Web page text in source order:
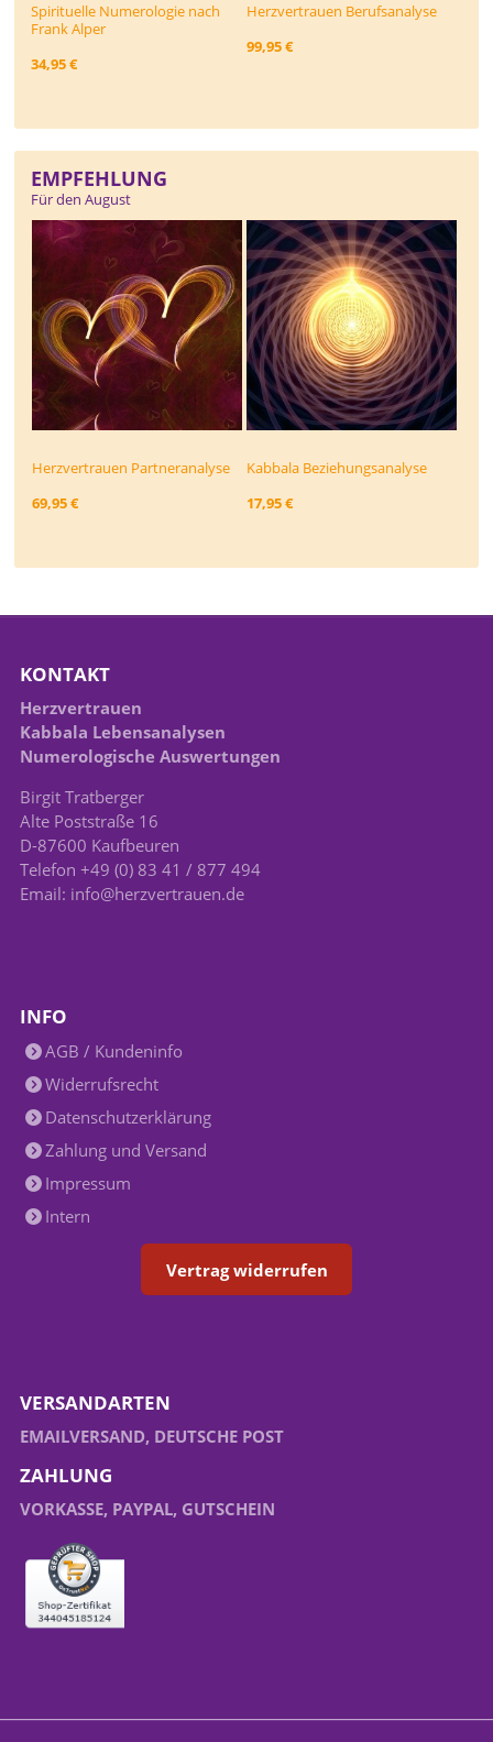
Spirituelle Numerologie nach
Frank Alper
34,95 €
Herzvertrauen Berufsanalyse
99,95 €
EMPFEHLUNG
Für den August
Herzvertrauen Partneranalyse
69,95 €
Kabbala Beziehungs­analyse
17,95 €
KONTAKT
Herzvertrauen
Kabbala Lebensanalysen
Numerologische Auswertungen
Birgit Tratberger
Alte Poststraße 16
D-87600 Kaufbeuren
Telefon +49 (0) 83 41 / 877 494
Email: info@herzvertrauen.de
INFO
AGB / Kundeninfo
Widerrufsrecht
Datenschutzerklärung
Zahlung und Versand
Impressum
Intern
Vertrag widerrufen
VERSANDARTEN
EMAILVERSAND, DEUTSCHE POST
ZAHLUNG
VORKASSE, PAYPAL, GUTSCHEIN